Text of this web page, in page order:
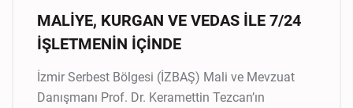
MALİYE, KURGAN VE VEDAS İLE 7/24
İŞLETMENİN İÇİNDE
İzmir Serbest Bölgesi (İZBAŞ) Mali ve Mevzuat
Danışmanı Prof. Dr. Keramettin Tezcan’ın